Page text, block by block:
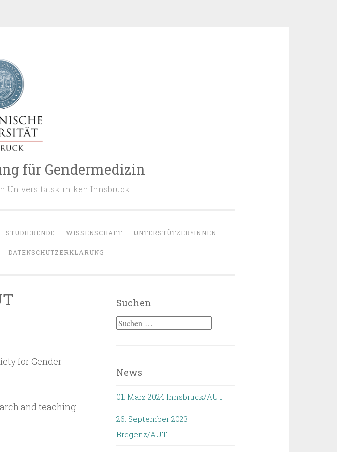
für Gendermedizin
Universitätskliniken Innsbruck
STUDIERENDE WISSENSCHAFT UNTERSTÜTZER*INNEN
DATENSCHUTZERKLÄRUNG
for Gender
and teaching
Suchen
Suchen
News
01. März 2024 Innsbruck/AUT
26. September 2023
Bregenz/AUT